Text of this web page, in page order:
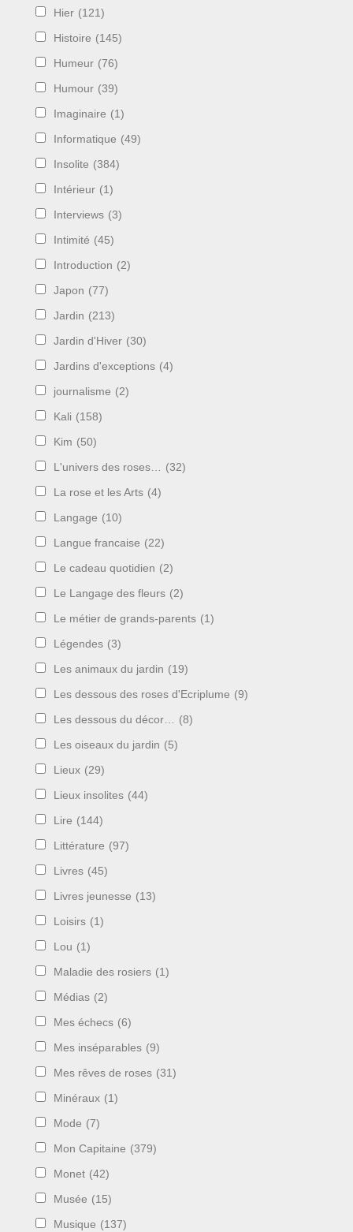
Hier (121)
Histoire (145)
Humeur (76)
Humour (39)
Imaginaire (1)
Informatique (49)
Insolite (384)
Intérieur (1)
Interviews (3)
Intimité (45)
Introduction (2)
Japon (77)
Jardin (213)
Jardin d'Hiver (30)
Jardins d'exceptions (4)
journalisme (2)
Kali (158)
Kim (50)
L'univers des roses… (32)
La rose et les Arts (4)
Langage (10)
Langue francaise (22)
Le cadeau quotidien (2)
Le Langage des fleurs (2)
Le métier de grands-parents (1)
Légendes (3)
Les animaux du jardin (19)
Les dessous des roses d'Ecriplume (9)
Les dessous du décor… (8)
Les oiseaux du jardin (5)
Lieux (29)
Lieux insolites (44)
Lire (144)
Littérature (97)
Livres (45)
Livres jeunesse (13)
Loisirs (1)
Lou (1)
Maladie des rosiers (1)
Médias (2)
Mes échecs (6)
Mes inséparables (9)
Mes rêves de roses (31)
Minéraux (1)
Mode (7)
Mon Capitaine (379)
Monet (42)
Musée (15)
Musique (137)